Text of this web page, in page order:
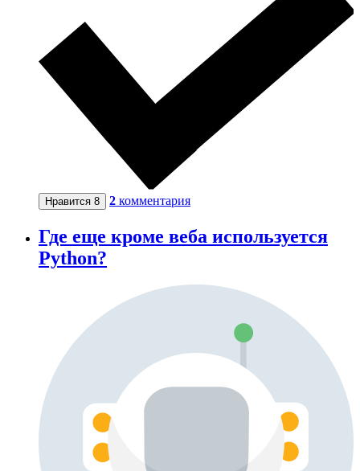
Нравится 8 2 комментария
Где еще кроме веба используется
Python?